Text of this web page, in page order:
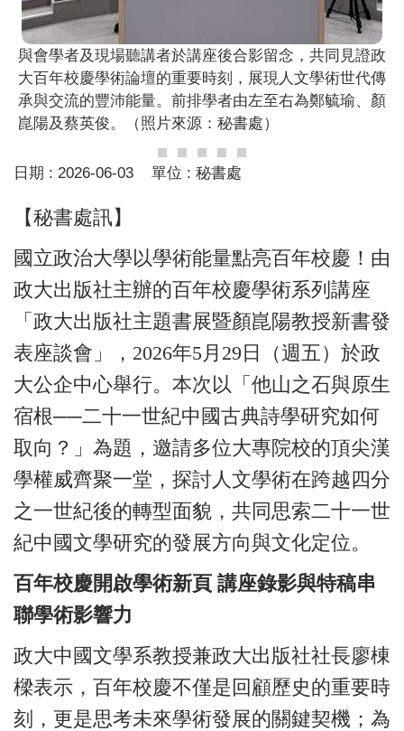
與會學者及現場聽講者於講座後合影留念，共同見證政
大百年校慶學術論壇的重要時刻，展現人文學術世代傳
承與交流的豐沛能量。前排學者由左至右為鄭毓瑜、顏
崑陽及蔡英俊。（照片來源：秘書處）
日期 : 2026-06-03 單位 : 秘書處
【秘書處訊】
國立政治大學以學術能量點亮百年校慶！由
政大出版社主辦的百年校慶學術系列講座
「政大出版社主題書展暨顏崑陽教授新書發
表座談會」，2026年5月29日（週五）於政
大公企中心舉行。本次以「他山之石與原生
宿根──二十一世紀中國古典詩學研究如何
取向？」為題，邀請多位大專院校的頂尖漢
學權威齊聚一堂，探討人文學術在跨越四分
之一世紀後的轉型面貌，共同思索二十一世
紀中國文學研究的發展方向與文化定位。
百年校慶開啟學術新頁 講座錄影與特稿串
聯學術影響力
政大中國文學系教授兼政大出版社社長廖棟
樑表示，百年校慶不僅是回顧歷史的重要時
刻，更是思考未來學術發展的關鍵契機；為